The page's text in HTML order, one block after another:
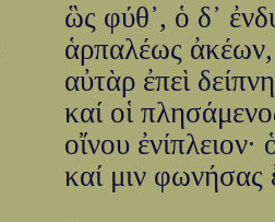
ὣς φύθ᾽, ὁ δ᾽
ἁρπαλέως
αὐτὰρ ἐπεὶ
καί οἱ
οἴνου
καί μιν φωνήσας